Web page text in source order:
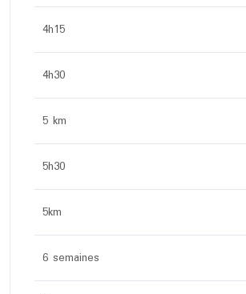
4h15
4h30
5 km
5h30
5km
6 semaines